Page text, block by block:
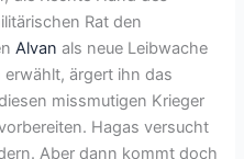
Rat den
Alvan als neue Leibwache
ärgert ihn das
missmutigen Krieger
Hagas versucht
Aber dann kommt doch